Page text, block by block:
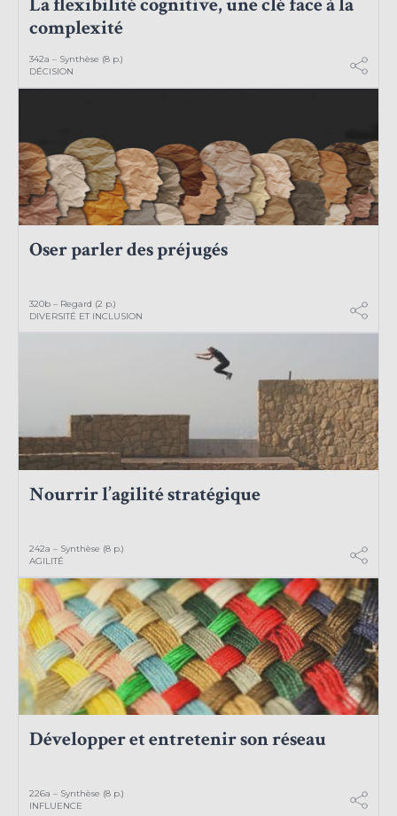
complexité
342a – Synthèse (8 p.)
DÉCISION
Oser parler des préjugés
320b – Regard (2 p.)
DIVERSITÉ ET INCLUSION
Nourrir l’agilité stratégique
242a – Synthèse (8 p.)
AGILITÉ
Développer et entretenir son réseau
226a – Synthèse (8 p.)
INFLUENCE